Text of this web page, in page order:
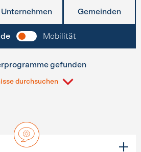
Unternehmen Gemeinden
Mobilität
gefunden
durchsuchen